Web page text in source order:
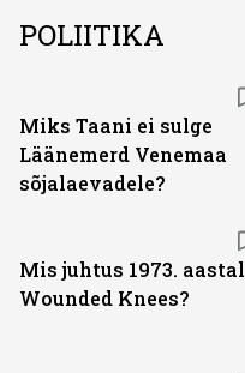
POLIITIKA
Miks Taani ei sulge
Läänemerd Venemaa
sõjalaevadele?
Mis juhtus 1973. aastal
Wounded Knees?